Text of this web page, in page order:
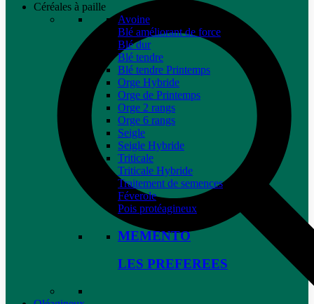
Céréales à paille
Avoine
Blé améliorant de force
Blé dur
Blé tendre
Blé tendre Printemps
Orge Hybride
Orge de Printemps
Orge 2 rangs
Orge 6 rangs
Seigle
Seigle Hybride
Triticale
Triticale Hybride
Traitement de semences
Féverole
Pois protéagineux
MEMENTO
LES PREFEREES